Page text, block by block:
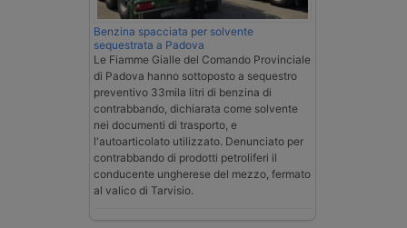
Benzina spacciata per solvente
sequestrata a Padova
Le Fiamme Gialle del Comando Provinciale
di Padova hanno sottoposto a sequestro
preventivo 33mila litri di benzina di
contrabbando, dichiarata come solvente
nei documenti di trasporto, e
l'autoarticolato utilizzato. Denunciato per
contrabbando di prodotti petroliferi il
conducente ungherese del mezzo, fermato
al valico di Tarvisio.